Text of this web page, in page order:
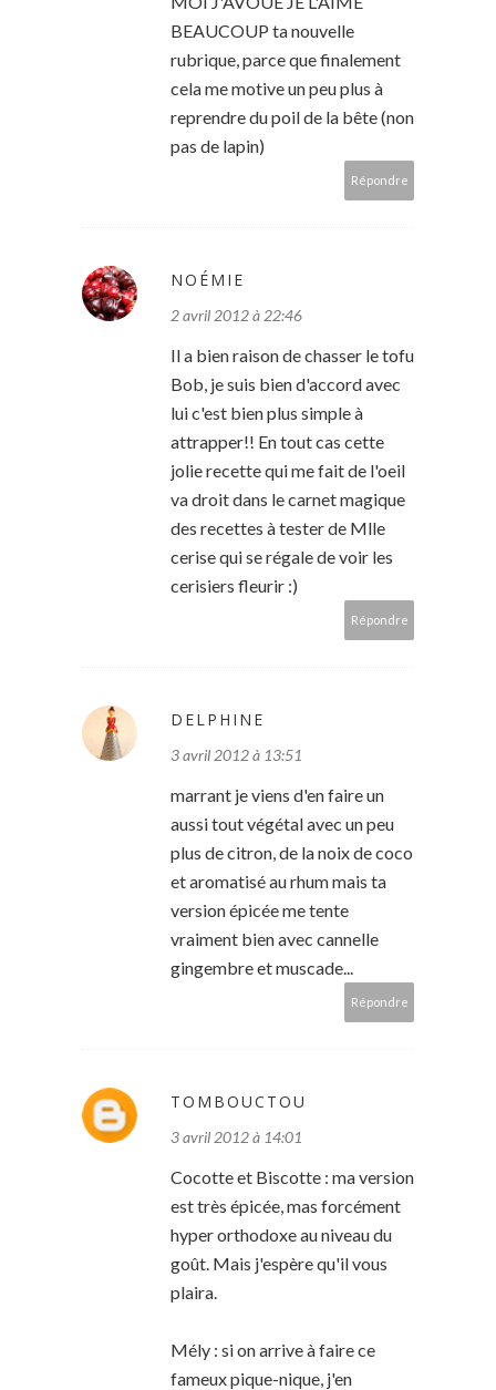
BEAUCOUP ta nouvelle
rubrique, parce que finalement
cela me motive un peu plus à
reprendre du poil de la bête (non
pas de lapin)
Répondre
NOÉMIE
2 avril 2012 à 22:46
Il a bien raison de chasser le tofu
Bob, je suis bien d'accord avec
lui c'est bien plus simple à
attrapper!! En tout cas cette
jolie recette qui me fait de l'oeil
va droit dans le carnet magique
des recettes à tester de Mlle
cerise qui se régale de voir les
cerisiers fleurir :)
Répondre
DELPHINE
3 avril 2012 à 13:51
marrant je viens d'en faire un
aussi tout végétal avec un peu
plus de citron, de la noix de coco
et aromatisé au rhum mais ta
version épicée me tente
vraiment bien avec cannelle
gingembre et muscade...
Répondre
TOMBOUCTOU
3 avril 2012 à 14:01
Cocotte et Biscotte : ma version
est très épicée, mas forcément
hyper orthodoxe au niveau du
goût. Mais j'espère qu'il vous
plaira.
Mély : si on arrive à faire ce
fameux pique-nique, j'en